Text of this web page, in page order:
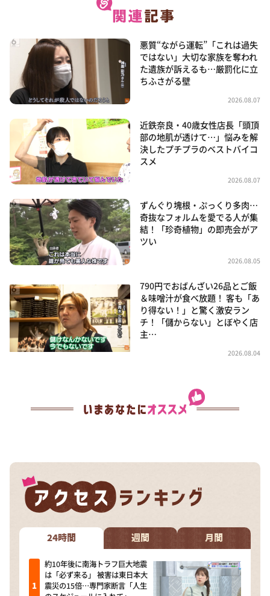
悪質“ながら運転”「これは過失
ではない」大切な家族を奪われ
た遺族が訴えるも…厳罰化に立
ちふさがる壁
2026.08.07
近鉄奈良・40歳女性店長「頭頂
部の地肌が透けて…」悩みを解
決したプチプラのベストバイコ
スメ
2026.08.07
ずんぐり塊根・ぷっくり多肉…
奇抜なフォルムを愛でる人が集
結！「珍奇植物」の即売会がア
ツい
2026.08.05
790円でおばんざい26品とご飯
＆味噌汁が食べ放題！ 客も「あ
り得ない！」と驚く激安ラン
チ！「儲からない」とぼやく店
主…
2026.08.04
24時間 週間 月間
約10年後に南海トラフ巨大地震
は「必ず来る」 被害は東日本大
震災の15倍…専門家断言「人生